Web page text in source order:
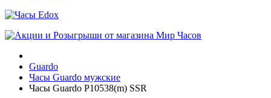
Guardo
Часы Guardo мужские
Часы Guardo P10538(m) SSR